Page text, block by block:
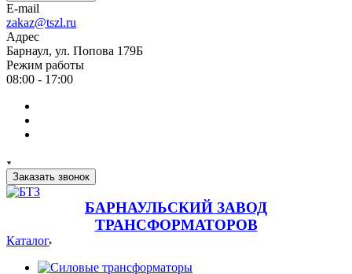
E-mail
zakaz@tszl.ru
Адрес
Барнаул, ул. Попова 179Б
Режим работы
08:00 - 17:00
Заказать звонок
БАРНАУЛЬСКИЙ ЗАВОД
ТРАНСФОРМАТОРОВ
Каталог